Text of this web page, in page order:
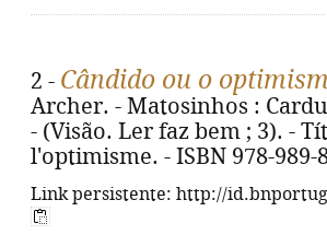
2 - Cândido ou o
Archer. - Matosinhos :
- (Visão. Ler faz bem ; 3). -
l'optimisme. - ISBN 978-989-
Link persistente: http://